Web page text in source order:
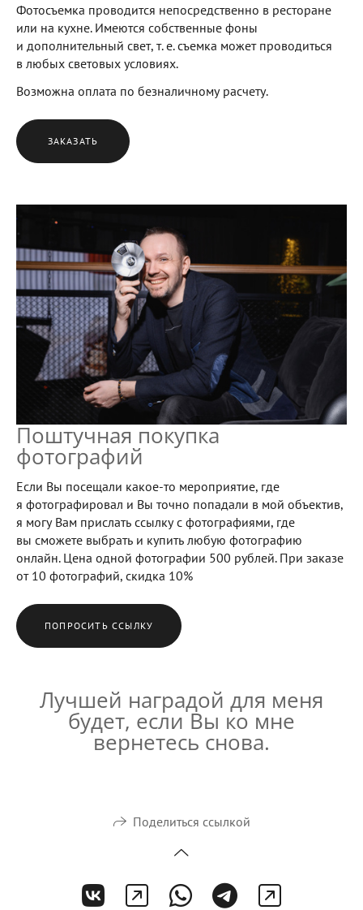
Фотосъемка проводится непосредственно в ресторане
или на кухне. Имеются собственные фоны
и дополнительный свет, т. е. съемка может проводиться
в любых световых условиях.
Возможна оплата по безналичному расчету.
ЗАКАЗАТЬ
Поштучная покупка
фотографий
Если Вы посещали какое-то мероприятие, где
я фотографировал и Вы точно попадали в мой объектив,
я могу Вам прислать ссылку с фотографиями, где
вы сможете выбрать и купить любую фотографию
онлайн. Цена одной фотографии 500 рублей. При заказе
от 10 фотографий, скидка 10%
ПОПРОСИТЬ ССЫЛКУ
Лучшей наградой для меня
будет, если Вы ко мне
вернетесь снова.
Поделиться ссылкой